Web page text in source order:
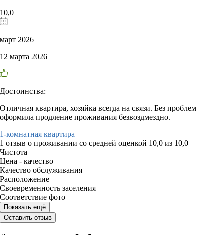
10,0
март 2026
12 марта 2026
Достоинства:
Отличная квартира, хозяйка всегда на связи. Без проблем
оформила продление проживания безвоздмездно.
1-комнатная квартира
1 отзыв о проживании со средней оценкой 10,0 из 10,0
Чистота
Цена - качество
Качество обслуживания
Расположение
Своевременность заселения
Соответствие фото
Показать ещё
Оставить отзыв